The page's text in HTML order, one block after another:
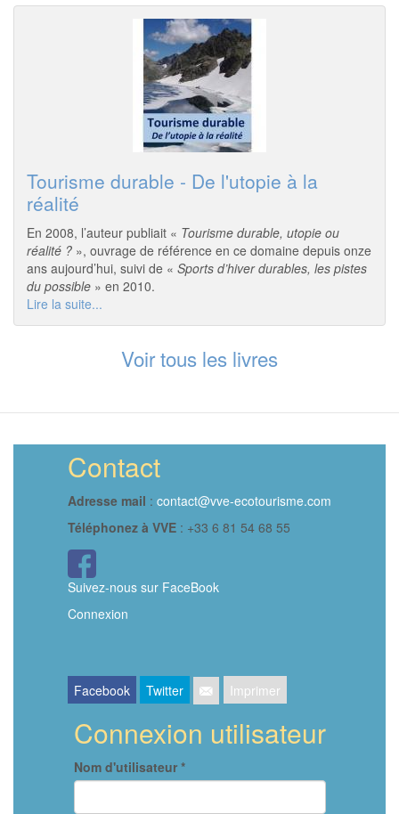
Tourisme durable - De l'utopie à la
réalité
En 2008, l’auteur publiait « Tourisme durable, utopie ou
réalité ? », ouvrage de référence en ce domaine depuis onze
ans aujourd’hui, suivi de « Sports d’hiver durables, les pistes
du possible » en 2010.
Lire la suite...
Voir tous les livres
Contact
Adresse mail : contact@vve-ecotourisme.com
Téléphonez à VVE : +33 6 81 54 68 55
Icône
FaceBook
Suivez-nous sur FaceBook
Connexion
Facebook Twitter Imprimer
Connexion utilisateur
Nom d'utilisateur *